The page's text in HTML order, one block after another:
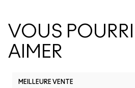
VOUS
AIMER
MEILLEURE VENTE